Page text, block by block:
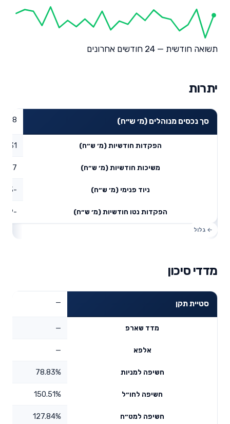
תשואה חודשית — 24 חודשים אחרונים
יתרות
סך נכסים מנוהלים (מ׳ ש״ח)
הפקדות חודשיות (מ׳ ש״ח) 0.31
משיכות חודשיות (מ׳ ש״ח) 0.17
ניוד פנימי (מ׳ ש״ח) -6.53
הפקדות נטו חודשיות (מ׳ ש״ח) -6.39
מדדי סיכון
סטיית תקן —
מדד שארפ —
אלפא —
חשיפה למניות 78.83%
חשיפה לחו״ל 150.51%
חשיפה למט״ח 127.84%